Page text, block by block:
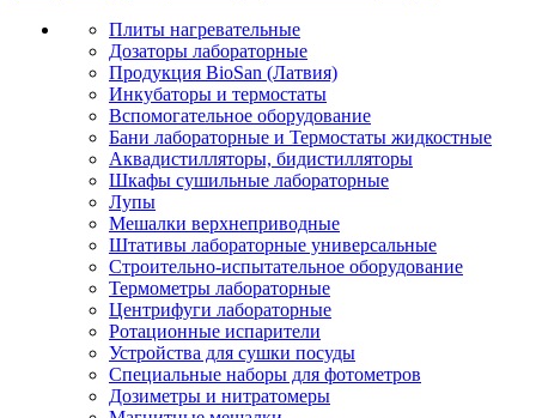
Плиты нагревательные
Дозаторы лабораторные
Продукция BioSan (Латвия)
Инкубаторы и термостаты
Вспомогательное оборудование
Бани лабораторные и Термостаты жидкостные
Аквадистилляторы, бидистилляторы
Шкафы сушильные лабораторные
Лупы
Мешалки верхнеприводные
Штативы лабораторные универсальные
Строительно-испытательное оборудование
Термометры лабораторные
Центрифуги лабораторные
Ротационные испарители
Устройства для сушки посуды
Специальные наборы для фотометров
Дозиметры и нитратомеры